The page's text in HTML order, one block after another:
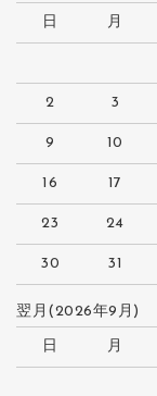
日 月
2 3
9 10
16 17
23 24
30 31
翌月(2026年9月)
日 月